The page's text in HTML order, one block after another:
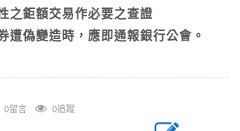
之鉅額交易作必要之查證
遭偽變造時，應即通報銀行公會。
0留言 0追蹤